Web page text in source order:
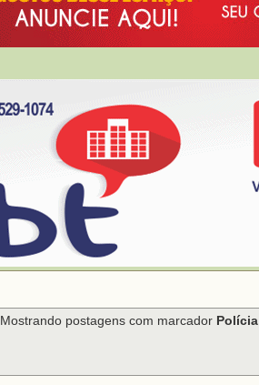
Mostrando postagens com marcador Polícia